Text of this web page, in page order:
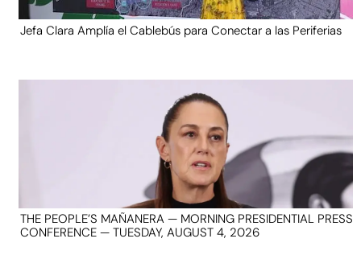
Jefa Clara Amplía el Cablebús para Conectar a las Periferias
THE PEOPLE’S MAÑANERA — MORNING PRESIDENTIAL PRESS
CONFERENCE — TUESDAY, AUGUST 4, 2026